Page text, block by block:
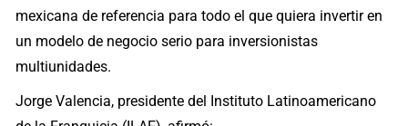
mexicana de referencia para todo el que quiera invertir en
un modelo de negocio serio para inversionistas
multiunidades.
Jorge Valencia, presidente del Instituto Latinoamericano